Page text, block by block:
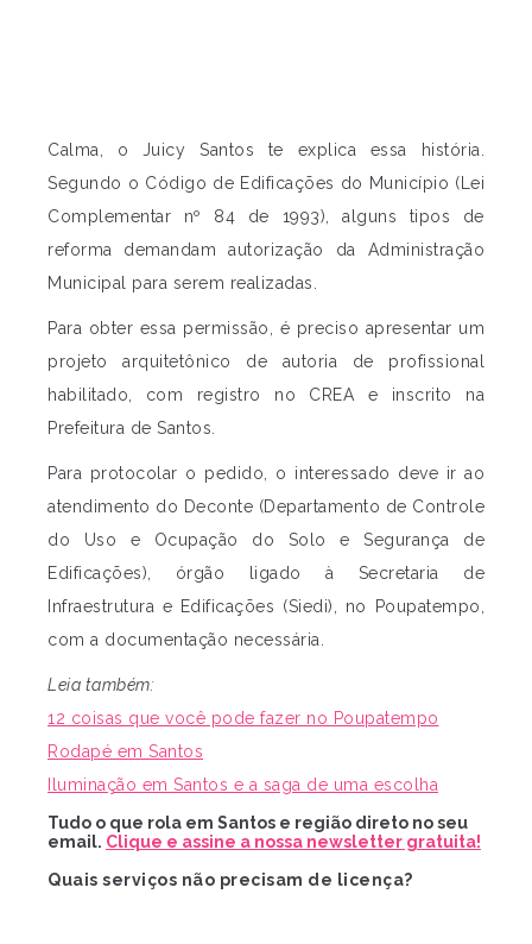
Calma, o Juicy Santos te explica essa história.
Segundo o Código de Edificações do Município (Lei
Complementar nº 84 de 1993), alguns tipos de
reforma demandam autorização da Administração
Municipal para serem realizadas.
Para obter essa permissão, é preciso apresentar um
projeto arquitetônico de autoria de profissional
habilitado, com registro no CREA e inscrito na
Prefeitura de Santos.
Para protocolar o pedido, o interessado deve ir ao
atendimento do Deconte (Departamento de Controle
do Uso e Ocupação do Solo e Segurança de
Edificações), órgão ligado à Secretaria de
Infraestrutura e Edificações (Siedi), no Poupatempo,
com a documentação necessária.
Leia também:
12 coisas que você pode fazer no Poupatempo
Rodapé em Santos
Iluminação em Santos e a saga de uma escolha
Tudo o que rola em Santos e região direto no seu
email. Clique e assine a nossa newsletter gratuita!
Quais serviços não precisam de licença?